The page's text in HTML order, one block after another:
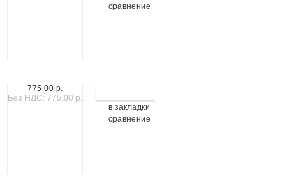
сравнение
в закладки
сравнение
775.00 р.
Без НДС: 775.00 р.